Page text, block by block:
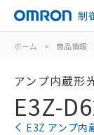
制
ホーム > 商品情報
アンプ内蔵形
E3Z-
E3Z アンプ内